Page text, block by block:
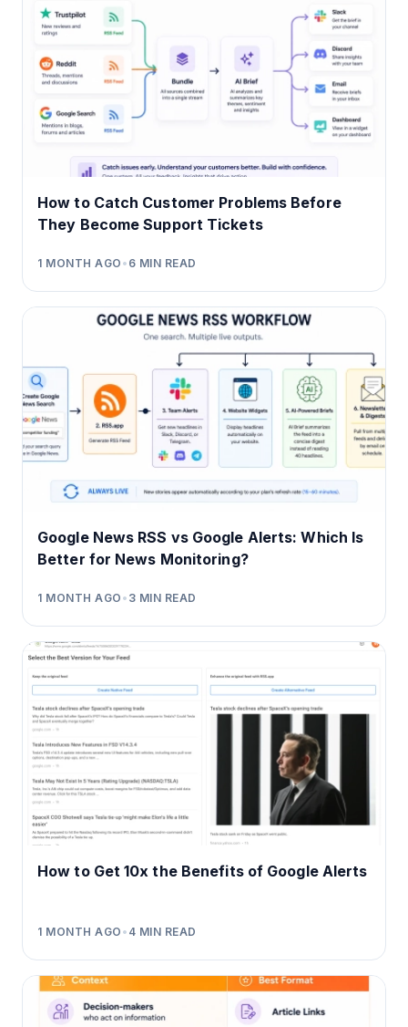
How to Catch Customer Problems Before
They Become Support Tickets
1 MONTH AGO • 6 MIN READ
Google News RSS vs Google Alerts: Which Is
Better for News Monitoring?
1 MONTH AGO • 3 MIN READ
How to Get 10x the Benefits of Google Alerts
1 MONTH AGO • 4 MIN READ